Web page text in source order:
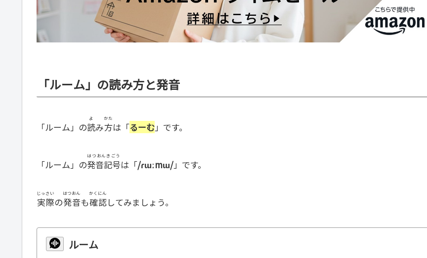
「ルーム」の読み方と発音
「ルーム」の読
よ
み方
かた
は「るーむ」です。
「ルーム」の発音記号
はつおんきごう
は「/ɾɯːmɯ/」です。
実際
じっさい
の発音
はつおん
も確認
かくにん
してみましょう。
ルーム